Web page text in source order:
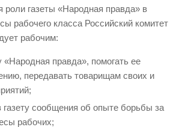
газеты «Народная правда» в
рабочего класса Российский комитет
рабочим:
«Народная правда», помогать ее
передавать товарищам своих и
газету сообщения об опыте борьбы за
рабочих;